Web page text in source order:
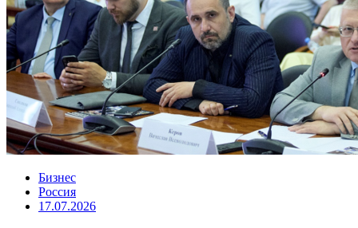
Бизнес
Россия
17.07.2026